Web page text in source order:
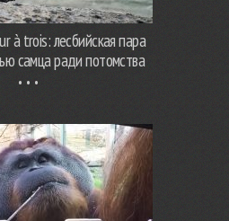
à trois: лесбийская пара
самца ради потомства